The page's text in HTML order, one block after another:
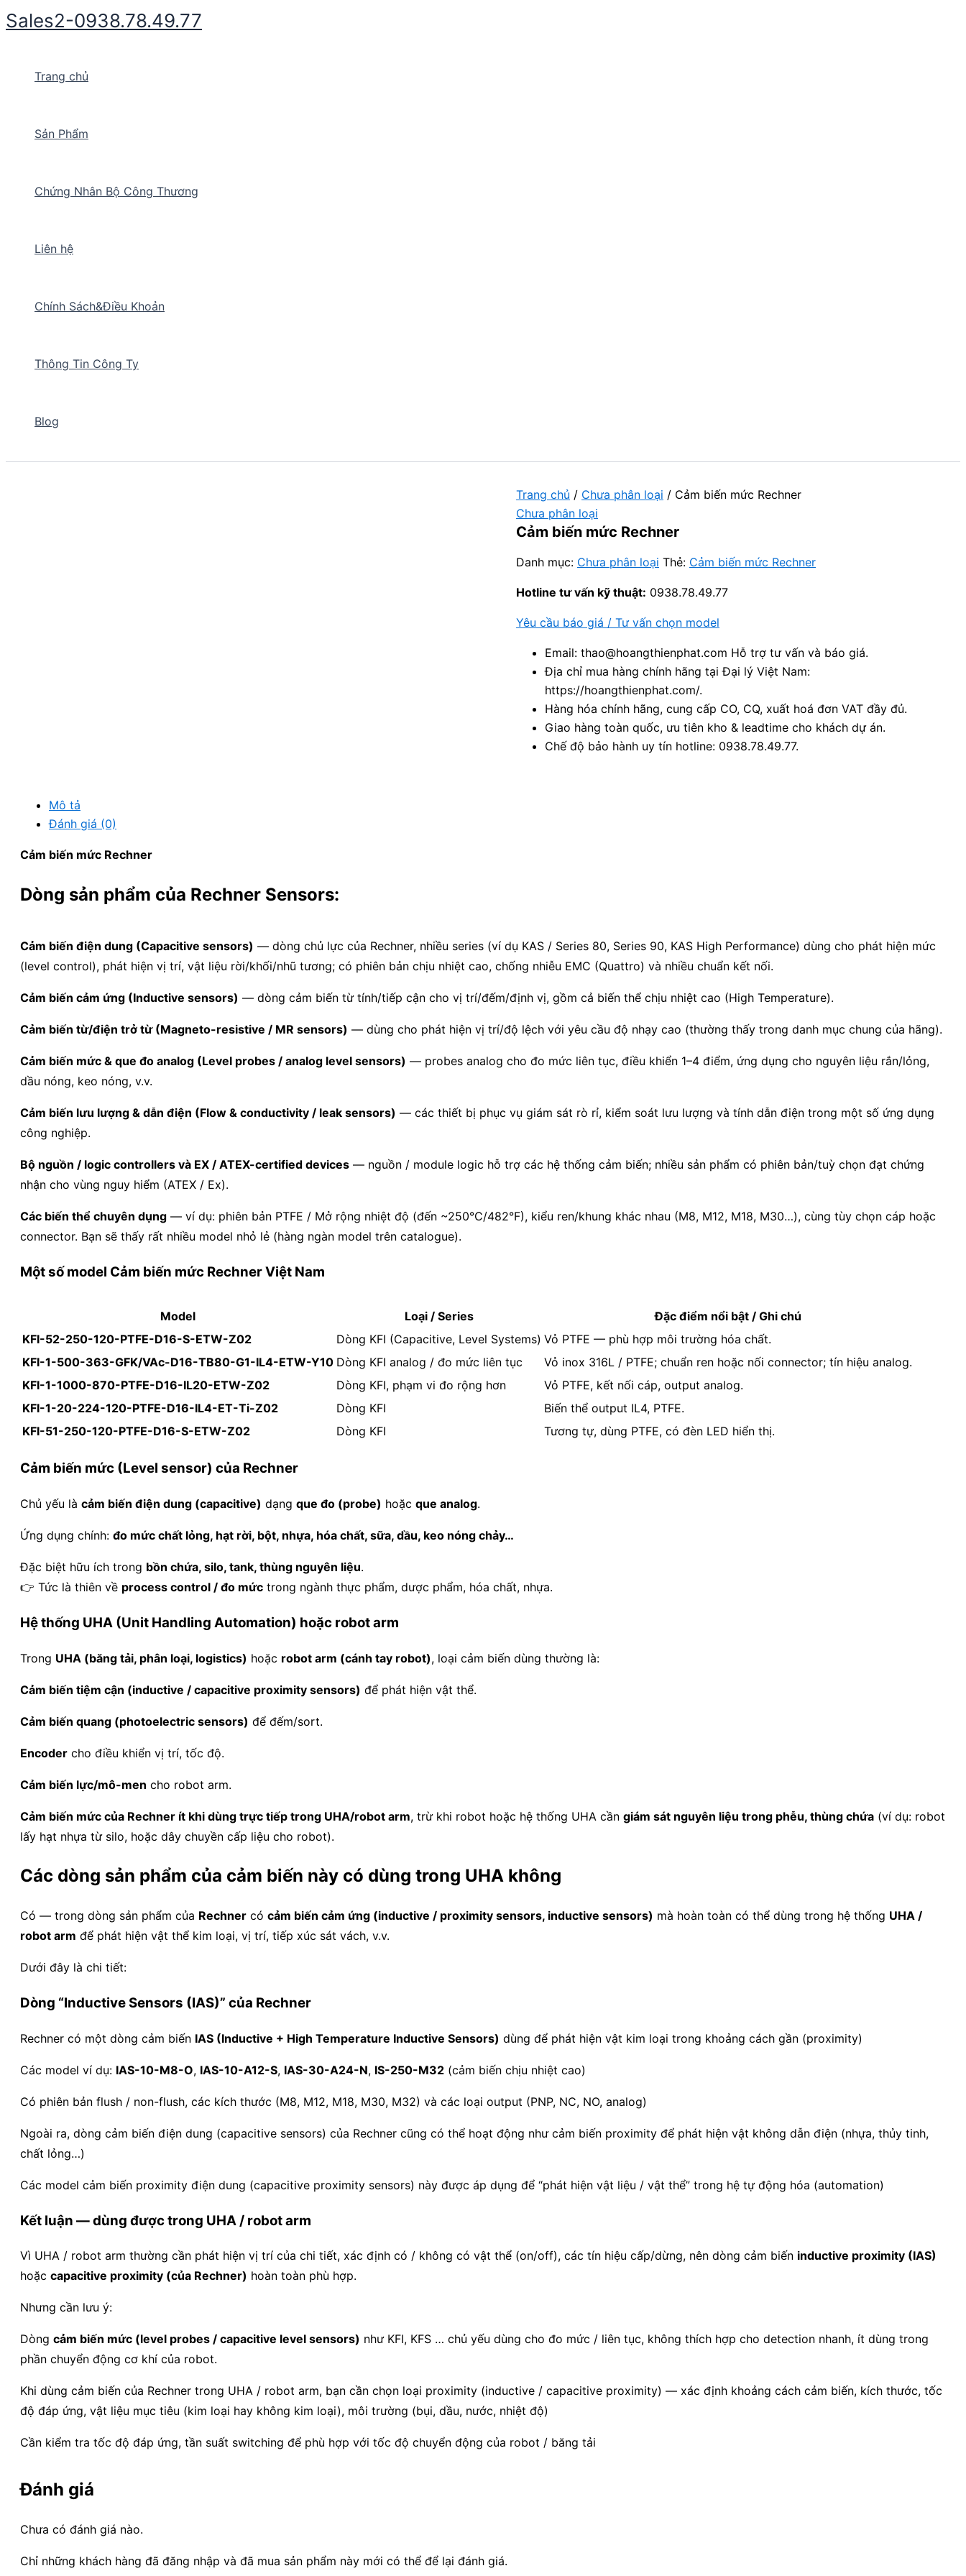
Nhảy
tới
Sales2-0938.78.49.77
Trang chủ
Sản Phẩm
Chứng Nhân Bộ Công Thương
Liên hệ
Chính Sách&Điều Khoản
Thông Tin Công Ty
Blog
Trang chủ / Chưa phân loại / Cảm biến mức Rechner
Chưa phân loại
Cảm biến mức Rechner
Danh mục: Chưa phân loại Thẻ: Cảm biến mức Rechner
Hotline tư vấn kỹ thuật: 0938.78.49.77
Yêu cầu báo giá / Tư vấn chọn model
Email: thao@hoangthienphat.com Hỗ trợ tư vấn và báo giá.
Địa chỉ mua hàng chính hãng tại Đại lý Việt Nam:
https://hoangthienphat.com/.
Hàng hóa chính hãng, cung cấp CO, CQ, xuất hoá đơn VAT đầy đủ.
Giao hàng toàn quốc, ưu tiên kho & leadtime cho khách dự án.
Chế độ bảo hành uy tín hotline: 0938.78.49.77.
Mô tả
Đánh giá (0)
Cảm biến mức Rechner
Dòng sản phẩm của Rechner Sensors:
Cảm biến điện dung (Capacitive sensors) — dòng chủ lực của Rechner, nhiều series (ví dụ KAS / Series 80, Series 90, KAS High Performance) dùng cho phát hiện mức
(level control), phát hiện vị trí, vật liệu rời/khối/nhũ tương; có phiên bản chịu nhiệt cao, chống nhiễu EMC (Quattro) và nhiều chuẩn kết nối.
Cảm biến cảm ứng (Inductive sensors) — dòng cảm biến từ tính/tiếp cận cho vị trí/đếm/định vị, gồm cả biến thể chịu nhiệt cao (High Temperature).
Cảm biến từ/điện trở từ (Magneto-resistive / MR sensors) — dùng cho phát hiện vị trí/độ lệch với yêu cầu độ nhạy cao (thường thấy trong danh mục chung của hãng).
Cảm biến mức & que đo analog (Level probes / analog level sensors) — probes analog cho đo mức liên tục, điều khiển 1–4 điểm, ứng dụng cho nguyên liệu rắn/lỏng,
dầu nóng, keo nóng, v.v.
Cảm biến lưu lượng & dẫn điện (Flow & conductivity / leak sensors) — các thiết bị phục vụ giám sát rò rỉ, kiểm soát lưu lượng và tính dẫn điện trong một số ứng dụng
công nghiệp.
Bộ nguồn / logic controllers và EX / ATEX-certified devices — nguồn / module logic hỗ trợ các hệ thống cảm biến; nhiều sản phẩm có phiên bản/tuỳ chọn đạt chứng
nhận cho vùng nguy hiểm (ATEX / Ex).
Các biến thể chuyên dụng — ví dụ: phiên bản PTFE / Mở rộng nhiệt độ (đến ~250°C/482°F), kiểu ren/khung khác nhau (M8, M12, M18, M30…), cùng tùy chọn cáp hoặc
connector. Bạn sẽ thấy rất nhiều model nhỏ lẻ (hàng ngàn model trên catalogue).
Một số model Cảm biến mức Rechner Việt Nam
Model Loại / Series
Đặc điểm nổi bật / Ghi chú
KFI-52-250-120-PTFE-D16-S-ETW-Z02
Dòng KFI (Capacitive, Level Systems) Vỏ PTFE — phù hợp môi trường hóa chất.
KFI-1-500-363-GFK/VAc-D16-TB80-G1-IL4-ETW-Y10 Dòng KFI analog / đo mức liên tục
Vỏ inox 316L / PTFE; chuẩn ren hoặc nối connector; tín hiệu analog.
KFI-1-1000-870-PTFE-D16-IL20-ETW-Z02
Dòng KFI, phạm vi đo rộng hơn
Vỏ PTFE, kết nối cáp, output analog.
KFI-1-20-224-120-PTFE-D16-IL4-ET-Ti-Z02
Dòng KFI
Biến thể output IL4, PTFE.
KFI-51-250-120-PTFE-D16-S-ETW-Z02
Dòng KFI Tương tự, dùng PTFE, có đèn LED hiển thị.
Cảm biến mức (Level sensor) của Rechner
Chủ yếu là cảm biến điện dung (capacitive) dạng que đo (probe) hoặc que analog.
Ứng dụng chính: đo mức chất lỏng, hạt rời, bột, nhựa, hóa chất, sữa, dầu, keo nóng chảy…
Đặc biệt hữu ích trong bồn chứa, silo, tank, thùng nguyên liệu.
👉 Tức là thiên về process control / đo mức trong ngành thực phẩm, dược phẩm, hóa chất, nhựa.
Hệ thống UHA (Unit Handling Automation) hoặc robot arm
Trong UHA (băng tải, phân loại, logistics) hoặc robot arm (cánh tay robot), loại cảm biến dùng thường là:
Cảm biến tiệm cận (inductive / capacitive proximity sensors) để phát hiện vật thể.
Cảm biến quang (photoelectric sensors) để đếm/sort.
Encoder cho điều khiển vị trí, tốc độ.
Cảm biến lực/mô-men cho robot arm.
Cảm biến mức của Rechner ít khi dùng trực tiếp trong UHA/robot arm, trừ khi robot hoặc hệ thống UHA cần giám sát nguyên liệu trong phễu, thùng chứa (ví dụ: robot
lấy hạt nhựa từ silo, hoặc dây chuyền cấp liệu cho robot).
Các dòng sản phẩm của cảm biến này có dùng trong UHA không
Có — trong dòng sản phẩm của Rechner có cảm biến cảm ứng (inductive / proximity sensors, inductive sensors) mà hoàn toàn có thể dùng trong hệ thống UHA /
robot arm để phát hiện vật thể kim loại, vị trí, tiếp xúc sát vách, v.v.
Dưới đây là chi tiết:
Dòng “Inductive Sensors (IAS)” của Rechner
Rechner có một dòng cảm biến IAS (Inductive + High Temperature Inductive Sensors) dùng để phát hiện vật kim loại trong khoảng cách gần (proximity)
Các model ví dụ: IAS-10-M8-O, IAS-10-A12-S, IAS-30-A24-N, IS-250-M32 (cảm biến chịu nhiệt cao)
Có phiên bản flush / non-flush, các kích thước (M8, M12, M18, M30, M32) và các loại output (PNP, NC, NO, analog)
Ngoài ra, dòng cảm biến điện dung (capacitive sensors) của Rechner cũng có thể hoạt động như cảm biến proximity để phát hiện vật không dẫn điện (nhựa, thủy tinh,
chất lỏng…)
Các model cảm biến proximity điện dung (capacitive proximity sensors) này được áp dụng để “phát hiện vật liệu / vật thể” trong hệ tự động hóa (automation)
Kết luận — dùng được trong UHA / robot arm
Vì UHA / robot arm thường cần phát hiện vị trí của chi tiết, xác định có / không có vật thể (on/off), các tín hiệu cấp/dừng, nên dòng cảm biến inductive proximity (IAS)
hoặc capacitive proximity (của Rechner) hoàn toàn phù hợp.
Nhưng cần lưu ý:
Dòng cảm biến mức (level probes / capacitive level sensors) như KFI, KFS … chủ yếu dùng cho đo mức / liên tục, không thích hợp cho detection nhanh, ít dùng trong
phần chuyển động cơ khí của robot.
Khi dùng cảm biến của Rechner trong UHA / robot arm, bạn cần chọn loại proximity (inductive / capacitive proximity) — xác định khoảng cách cảm biến, kích thước, tốc
độ đáp ứng, vật liệu mục tiêu (kim loại hay không kim loại), môi trường (bụi, dầu, nước, nhiệt độ)
Cần kiểm tra tốc độ đáp ứng, tần suất switching để phù hợp với tốc độ chuyển động của robot / băng tải
Đánh giá
Chưa có đánh giá nào.
Chỉ những khách hàng đã đăng nhập và đã mua sản phẩm này mới có thể để lại đánh giá.